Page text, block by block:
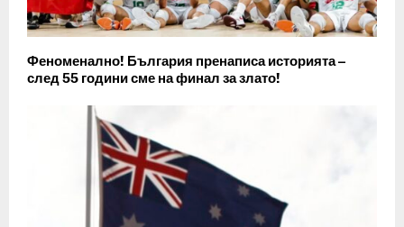
Феноменално! България пренаписа историята –
след 55 години сме на финал за злато!